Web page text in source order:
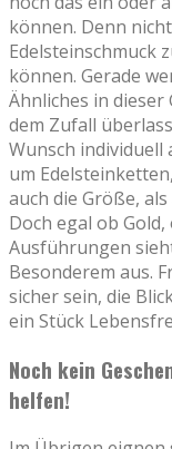
können. Denn
Edelsteinschmuck
können. Gerade
Ähnliches in
dem Zufall
Wunsch individuell
um
auch die Größe,
Doch egal ob
Ausführungen
Besonderem aus.
sicher sein, die
ein Stück
Noch kein
helfen!